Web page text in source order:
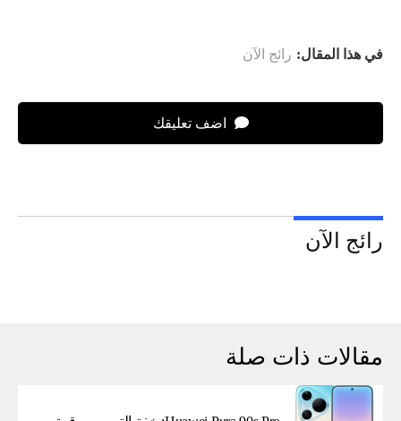
في هذا المقال: رائج الآن
اضف تعليقك
رائج الآن
مقالات ذات صلة